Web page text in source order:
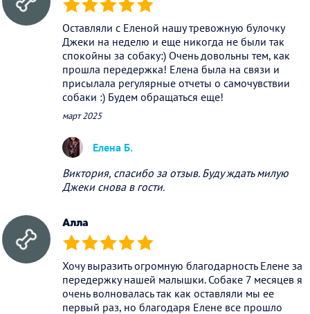
(*) (*) (*) (*) (*)
Оставляли с Еленой нашу тревожную булочку
Джеки на неделю и еще никогда не были так
спокойны за собаку:) Очень довольны тем, как
прошла передержка! Елена была на связи и
присылала регулярные отчеты о самочувствии
собаки :) Будем обращаться еще!
март 2025
Елена Б.
Виктория, спасибо за отзыв. Буду ждать милую
Джеки снова в гости.
Алла
(*) (*) (*) (*) (*)
Хочу выразить огромную благодарность Елене за
передержку нашей малышки. Собаке 7 месяцев я
очень волновалась так как оставляли мы ее
первый раз, но благодаря Елене все прошло